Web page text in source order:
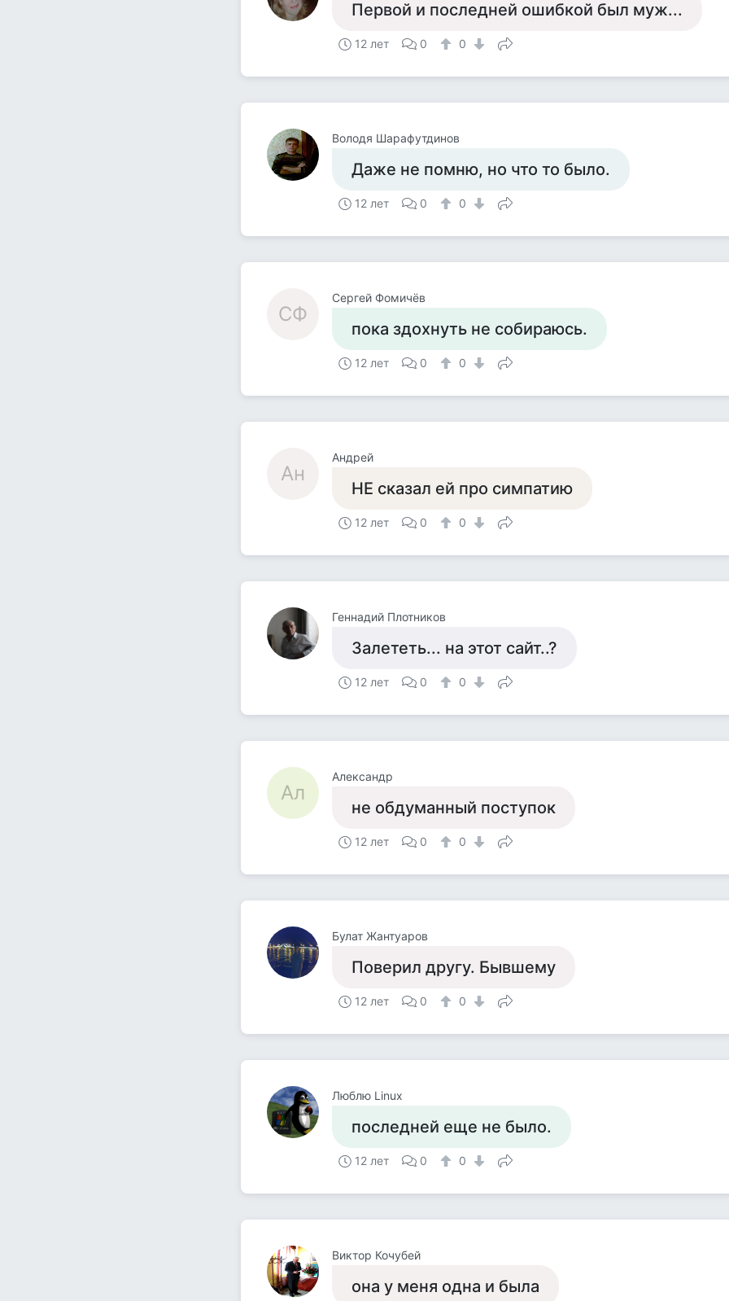
Первой и последней ошибкой был муж...
12 лет 0 0
Володя Шарафутдинов
Даже не помню, но что то было.
12 лет 0 0
СФ
Сергей Фомичёв
пока здохнуть не собираюсь.
12 лет 0 0
Ан
Андрей
НЕ сказал ей про симпатию
12 лет 0 0
Геннадий Плотников
Залететь... на этот сайт..?
12 лет 0 0
Ал
Александр
не обдуманный поступок
12 лет 0 0
Булат Жантуаров
Поверил другу. Бывшему
12 лет 0 0
Люблю Linux
последней еще не было.
12 лет 0 0
Виктор Кочубей
она у меня одна и была